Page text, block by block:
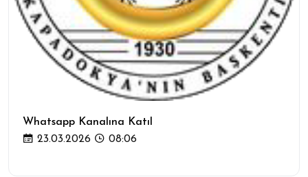
Whatsapp Kanalına Katıl
23.03.2026
08:06